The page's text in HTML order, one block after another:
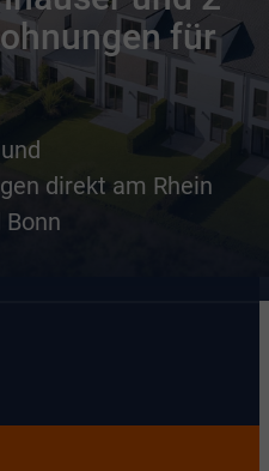
für
direkt am Rhein